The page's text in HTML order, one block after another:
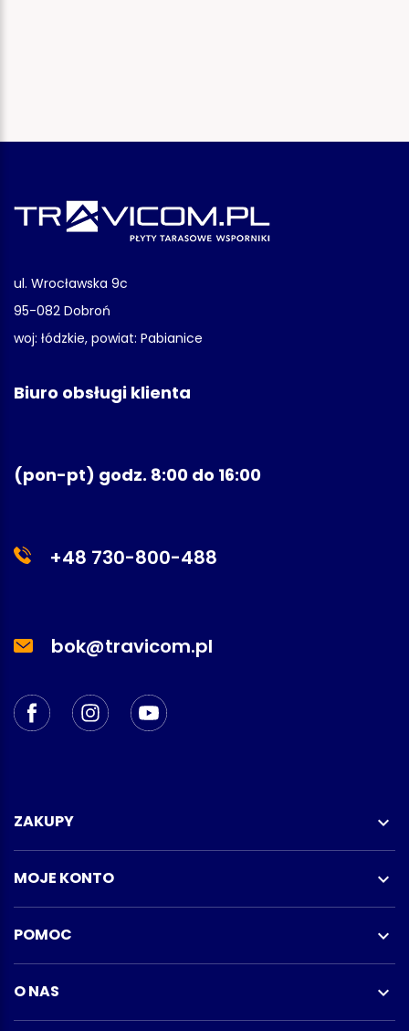
ul. Wrocławska 9c
95-082 Dobroń
woj: łódzkie, powiat: Pabianice
Biuro obsługi klienta
(pon-pt) godz. 8:00 do 16:00
+48 730-800-488
bok@travicom.pl
ZAKUPY 
MOJE KONTO 
POMOC 
O NAS 